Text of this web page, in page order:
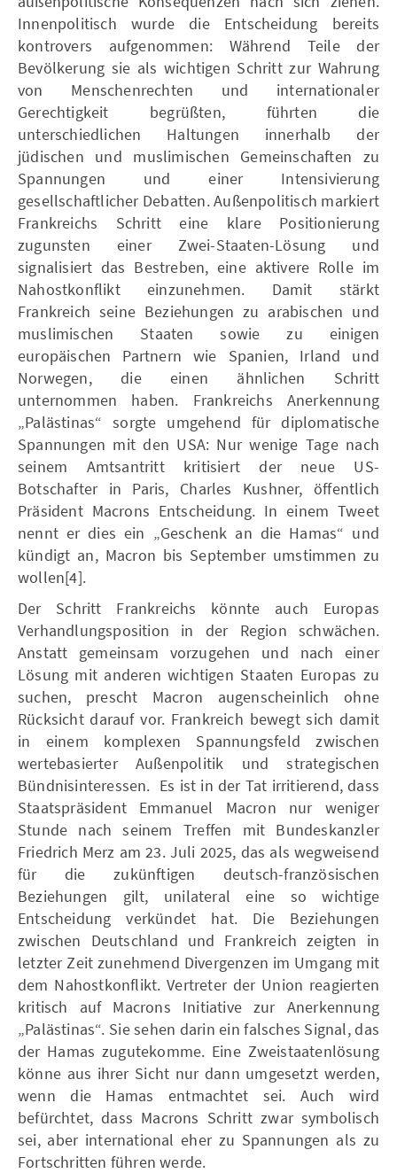
Innenpolitisch wurde die Entscheidung bereits
kontrovers aufgenommen: Während Teile der
Bevölkerung sie als wichtigen Schritt zur Wahrung
von Menschenrechten und internationaler
Gerechtigkeit begrüßten, führten die
unterschiedlichen Haltungen innerhalb der
jüdischen und muslimischen Gemeinschaften zu
Spannungen und einer Intensivierung
gesellschaftlicher Debatten. Außenpolitisch markiert
Frankreichs Schritt eine klare Positionierung
zugunsten einer Zwei-Staaten-Lösung und
signalisiert das Bestreben, eine aktivere Rolle im
Nahostkonflikt einzunehmen. Damit stärkt
Frankreich seine Beziehungen zu arabischen und
muslimischen Staaten sowie zu einigen
europäischen Partnern wie Spanien, Irland und
Norwegen, die einen ähnlichen Schritt
unternommen haben. Frankreichs Anerkennung
„Palästinas“ sorgte umgehend für diplomatische
Spannungen mit den USA: Nur wenige Tage nach
seinem Amtsantritt kritisiert der neue US-
Botschafter in Paris, Charles Kushner, öffentlich
Präsident Macrons Entscheidung. In einem Tweet
nennt er dies ein „Geschenk an die Hamas“ und
kündigt an, Macron bis September umstimmen zu
wollen[4].
Der Schritt Frankreichs könnte auch Europas
Verhandlungsposition in der Region schwächen.
Anstatt gemeinsam vorzugehen und nach einer
Lösung mit anderen wichtigen Staaten Europas zu
suchen, prescht Macron augenscheinlich ohne
Rücksicht darauf vor. Frankreich bewegt sich damit
in einem komplexen Spannungsfeld zwischen
wertebasierter Außenpolitik und strategischen
Bündnisinteressen. Es ist in der Tat irritierend, dass
Staatspräsident Emmanuel Macron nur weniger
Stunde nach seinem Treffen mit Bundeskanzler
Friedrich Merz am 23. Juli 2025, das als wegweisend
für die zukünftigen deutsch-französischen
Beziehungen gilt, unilateral eine so wichtige
Entscheidung verkündet hat. Die Beziehungen
zwischen Deutschland und Frankreich zeigten in
letzter Zeit zunehmend Divergenzen im Umgang mit
dem Nahostkonflikt. Vertreter der Union reagierten
kritisch auf Macrons Initiative zur Anerkennung
„Palästinas“. Sie sehen darin ein falsches Signal, das
der Hamas zugutekomme. Eine Zweistaatenlösung
könne aus ihrer Sicht nur dann umgesetzt werden,
wenn die Hamas entmachtet sei. Auch wird
befürchtet, dass Macrons Schritt zwar symbolisch
sei, aber international eher zu Spannungen als zu
Fortschritten führen werde.